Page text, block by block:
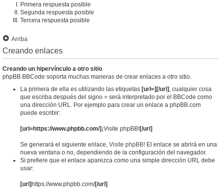
Primera respuesta posible
Segunda respuesta posible
Tercera respuesta posible
Arriba
Creando enlaces
Creando un hipervínculo a otro sitio
phpBB BBCode soporta muchas maneras de crear enlaces a otro sitio.
La primera de ella es utilizando las etiquetas [url=][/url] , cualquier cosa
que escriba después del signo = será interpretado por el BBCode como
una dirección URL. Por ejemplo para crear un enlace a phpBB.com
puede escribir:
[url=https://www.phpbb.com/] ¡Visite phpBB![/url]
Se generará el siguiente enlace, Visite phpBB! El enlace se abrirá en una
nueva ventana o no, dependiendo de la configuración del navegador.
Si prefiere que el enlace aparezca como una simple dirección URL debe
usar:
[url] https://www.phpbb.com/[/url]